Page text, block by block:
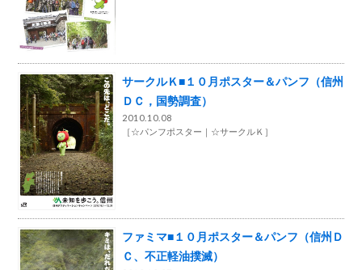
サークルＫ■１０月ポスター＆パンフ（信州
ＤＣ，国勢調査）
2010.10.08
［☆パンフポスター ☆サークルＫ ］
ファミマ■１０月ポスター＆パンフ（信州Ｄ
Ｃ、不正軽油撲滅）